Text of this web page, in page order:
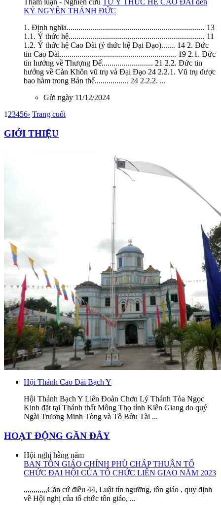
KỶ NGYÊN THÁNH ĐỨC
1. Định nghĩa...................................................................... 13
1.1. Ý thức hệ..................................................................... 11
1.2. Ý thức hệ Cao Đài (ý thức hệ Đại Đạo)....... 14 2. Đức
tin Cao Đài........................................................... 19 2.1. Đức
tin hướng về Thượng Đế.......................... 21 2.2. Đức tin
hướng về Càn Khôn vũ trụ và Đại Đạo 24 2.2.1. Vũ trụ được
bao hàm trong Bản thể................. 24 2.2.2. ...
Gửi ngày 11/12/2024
1 23456› Trang cuối
GIỚI THIỆU
Hội Thánh Cao Đài Bạch Y
Hội Thánh Bạch Y Liên Đoàn Chơn Lý Thánh Tòa Ngọc
Kinh đặt tại Thánh thất Mông Thọ tỉnh Kiên Giang do quý
Ngài Trương Minh Tòng và Tô Bửu Tài ...
HOẠT ĐỘNG GẦN ĐÂY
Hội nghị hằng năm
BAN TÔN GIÁO CHÍNH PHỦ CHÁP THUẬN TỔ
CHỨC ĐẠI HỘI CỦA TỔ CHỨC LIÊN GIAO NĂM 2023
,,,,,,,,,,,,Căn cứ điều 44, Luật tín ngưỡng, tôn giáo , quy định
về Hội nghị của tổ chức tôn giáo, ...